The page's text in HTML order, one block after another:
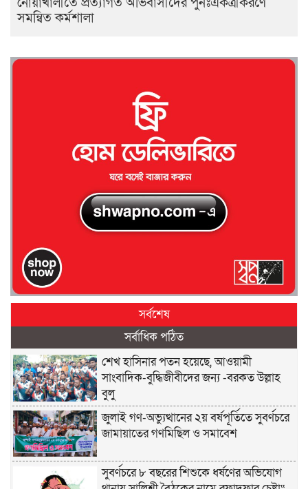
সমন্বিত কর্মশালা
সর্বশেষ
সর্বাধিক পঠিত
শেখ হাসিনার পতন হয়েছে, আওয়ামী
সাংবাদিক-বুদ্ধিজীবীদের জন্য -বরকত উল্লাহ
বুলু
জুলাই গণ-অভ্যুত্থানের ২য় বর্ষপূর্তিতে সুবর্ণচরে
জামায়াতের গণমিছিল ও সমাবেশ
সুবর্ণচরে ৮ বছরের শিশুকে ধর্ষণের অভিযোগ